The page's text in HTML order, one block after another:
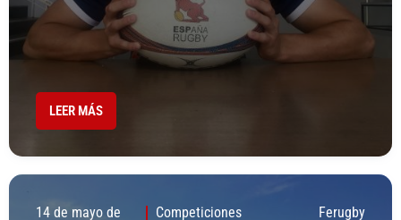
LEER MÁS
14 de mayo de
Competiciones
Ferugby